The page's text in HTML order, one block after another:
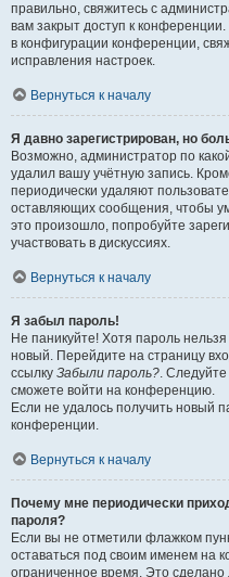
правильно, свяжитесь с
вам закрыт доступ к
в конфигурации конференции,
исправления настроек.
Вернуться к началу
Я давно зарегистрирован, но
Возможно, администратор по
удалил вашу учётную запись.
периодически удаляют
оставляющих сообщения, чтобы
это произошло, попробуйте
участвовать в дискуссиях.
Вернуться к началу
Я забыл пароль!
Не паникуйте! Хотя пароль
новый. Перейдите на страницу
ссылку Забыли пароль?.
сможете войти на конференцию.
Если не удалось получить новый
конференции.
Вернуться к началу
Почему мне периодически
пароля?
Если вы не отметили флажком
оставаться под своим именем на
ограниченное время. Это сделано